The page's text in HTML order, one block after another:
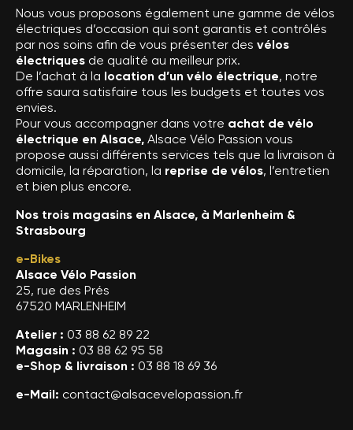
Nous vous proposons également une gamme de vélos
électriques d’occasion qui sont garantis et contrôlés
par nos soins afin de vous présenter des vélos
électriques de qualité au meilleur prix.
De l’achat à la location d’un vélo électrique, notre
offre saura satisfaire tous les budgets et toutes vos
envies.
Pour vous accompagner dans votre achat de vélo
électrique en Alsace, Alsace Vélo Passion vous
propose aussi différents services tels que la livraison à
domicile, la réparation, la reprise de vélos, l’entretien
et bien plus encore.
Nos trois magasins en Alsace, à Marlenheim &
Strasbourg
e-Bikes
Alsace Vélo Passion
25, rue des Prés
67520 MARLENHEIM
Atelier : 03 88 62 89 22
Magasin : 03 88 62 95 58
e-Shop & livraison : 03 88 18 69 36
e-Mail: contact@alsacevelopassion.fr